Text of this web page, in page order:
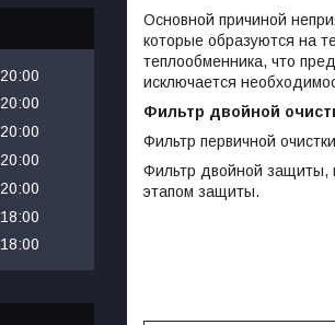
Основной причиной
которые образуются на
теплообменника, что
исключается
Фильтр двойной
Фильтр первичной
Фильтр двойной защиты,
этапом защиты.
20:00
20:00
20:00
20:00
20:00
18:00
18:00